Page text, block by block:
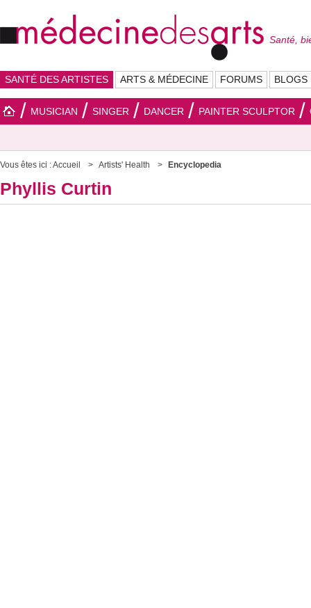
Santé,
SANTÉ DES ARTISTES ARTS & MÉDECINE FORUMS BLOGS
MUSICIAN SINGER DANCER PAINTER SCULPTOR
Vous êtes ici :Accueil Artists' Health Encyclopedia
Phyllis Curtin